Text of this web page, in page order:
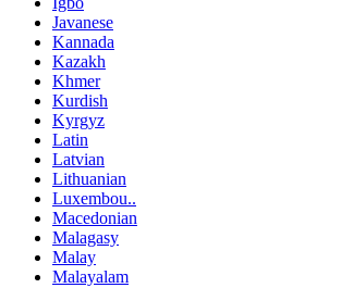
Javanese
Kannada
Kazakh
Khmer
Kurdish
Kyrgyz
Latin
Latvian
Lithuanian
Luxembou..
Macedonian
Malagasy
Malay
Malayalam